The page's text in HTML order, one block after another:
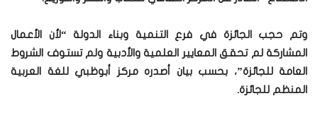
وتم حجب الجائزة في فرع التنمية وبناء الدولة “لأن الأعمال
المشاركة لم تحقق المعايير العلمية والأدبية ولم تستوف الشروط
العامة للجائزة”، بحسب بيان أصدره مركز أبوظبي للغة العربية
المنظم للجائزة.